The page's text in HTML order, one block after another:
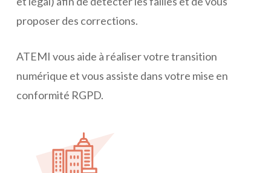
proposer des corrections.
ATEMI vous aide à réaliser votre transition
numérique et vous assiste dans votre mise en
conformité RGPD.